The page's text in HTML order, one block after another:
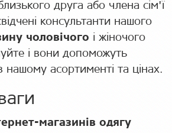
друга або члена сім'ї
консультанти нашого
чоловічого і жіночого
і вони допоможуть
нашому асортименті та цінах.
магазинів одягу